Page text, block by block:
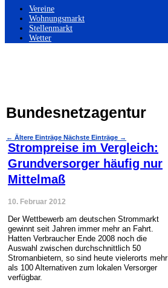
Vereine
Wohnungsmarkt
Stellenmarkt
Wetter
Bundesnetzagentur
← Ältere Einträge Nächste Einträge →
Strompreise im Vergleich:
Grundversorger häufig nur
Mittelmaß
10. Februar 2012
Der Wettbewerb am deutschen Strommarkt
gewinnt seit Jahren immer mehr an Fahrt.
Hatten Verbraucher Ende 2008 noch die
Auswahl zwischen durchschnittlich 50
Stromanbietern, so sind heute vielerorts mehr
als 100 Alternativen zum lokalen Versorger
verfügbar.